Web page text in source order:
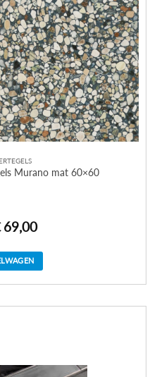
Murano mat 60×60
69,00